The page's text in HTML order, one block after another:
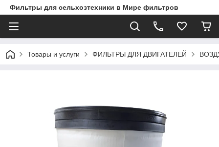
Фильтры для сельхозтехники в Мире фильтров
Товары и услуги ФИЛЬТРЫ ДЛЯ ДВИГАТЕЛЕЙ